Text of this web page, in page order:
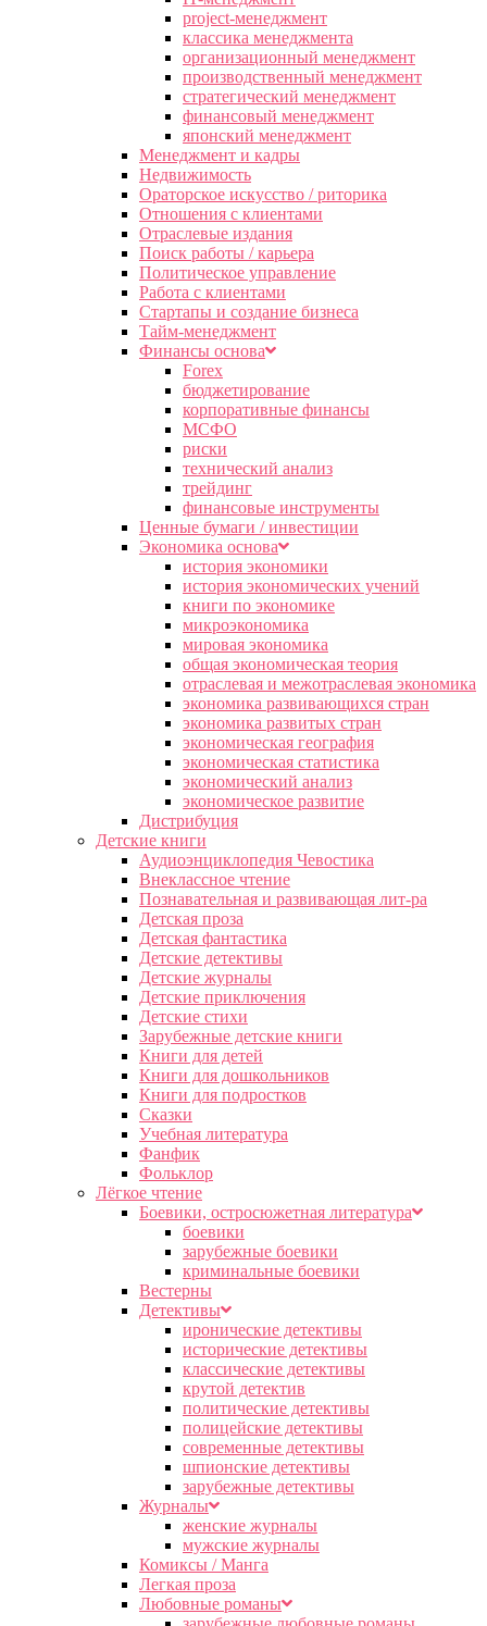
project-менеджмент
классика менеджмента
организационный менеджмент
производственный менеджмент
стратегический менеджмент
финансовый менеджмент
японский менеджмент
Менеджмент и кадры
Недвижимость
Ораторское искусство / риторика
Отношения с клиентами
Отраслевые издания
Поиск работы / карьера
Политическое управление
Работа с клиентами
Стартапы и создание бизнеса
Тайм-менеджмент
Финансы основа
Forex
бюджетирование
корпоративные финансы
МСФО
риски
технический анализ
трейдинг
финансовые инструменты
Ценные бумаги / инвестиции
Экономика основа
история экономики
история экономических учений
книги по экономике
микроэкономика
мировая экономика
общая экономическая теория
отраслевая и межотраслевая экономика
экономика развивающихся стран
экономика развитых стран
экономическая география
экономическая статистика
экономический анализ
экономическое развитие
Дистрибуция
Детские книги
Аудиоэнциклопедия Чевостика
Внеклассное чтение
Познавательная и развивающая лит-ра
Детская проза
Детская фантастика
Детские детективы
Детские журналы
Детские приключения
Детские стихи
Зарубежные детские книги
Книги для детей
Книги для дошкольников
Книги для подростков
Сказки
Учебная литература
Фанфик
Фольклор
Лёгкое чтение
Боевики, остросюжетная литература
боевики
зарубежные боевики
криминальные боевики
Вестерны
Детективы
иронические детективы
исторические детективы
классические детективы
крутой детектив
политические детективы
полицейские детективы
современные детективы
шпионские детективы
зарубежные детективы
Журналы
женские журналы
мужские журналы
Комиксы / Манга
Легкая проза
Любовные романы